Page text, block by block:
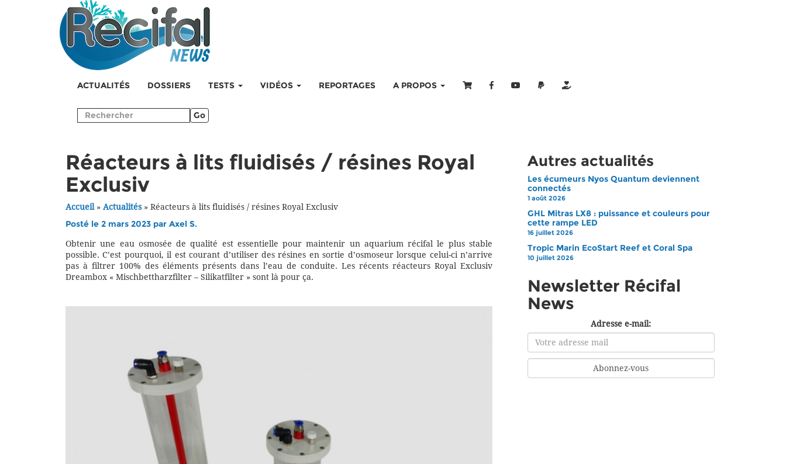
ACTUALITÉS DOSSIERS TESTS VIDÉOS REPORTAGES A PROPOS
Go
Réacteurs à lits fluidisés / résines Royal
Exclusiv
Accueil» Actualités» Réacteurs à lits fluidisés / résines Royal Exclusiv
Posté le 2 mars 2023 par Axel S.
Obtenir une eau osmosée de qualité est essentielle pour maintenir un aquarium récifal le plus stable
possible. C’est pourquoi, il est courant d’utiliser des résines en sortie d’osmoseur lorsque celui-ci n’arrive
pas à filtrer 100% des éléments présents dans l’eau de conduite. Les récents réacteurs Royal Exclusiv
Dreambox « Mischbettharzfilter – Silikatfilter » sont là pour ça.
Autres actualités
Les écumeurs Nyos Quantum deviennent
connectés
1 août 2026
GHL Mitras LX8 : puissance et couleurs pour
cette rampe LED
16 juillet 2026
Tropic Marin EcoStart Reef et Coral Spa
10 juillet 2026
Newsletter Récifal
News
Adresse e-mail: